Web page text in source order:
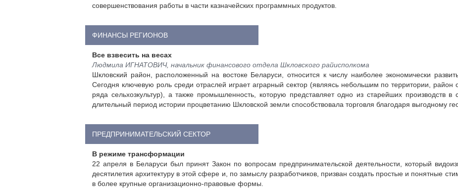
совершенствования работы в части казначейских программных продуктов.
ФИНАНСЫ РЕГИОНОВ
Все взвесить на весах
Людмила ИГНАТОВИЧ, начальник финансового отдела Шкловского райисполкома
Шкловский район, расположенный на востоке Беларуси, относится к числу наиболее экономически
Сегодня ключевую роль среди отраслей играет аграрный сектор (являясь небольшим по территории,
ряда сельхозкультур), а также промышленность, которую представляет одно из старейших производств
длительный период истории процветанию Шкловской земли способствовала торговля благодаря выгодному
ПРЕДПРИНИМАТЕЛЬСКИЙ СЕКТОР
В режиме трансформации
22 апреля в Беларуси был принят Закон по вопросам предпринимательской деятельности, который
десятилетия архитектуру в этой сфере и, по замыслу разработчиков, призван создать простые и понятные
в более крупные организационно-правовые формы.